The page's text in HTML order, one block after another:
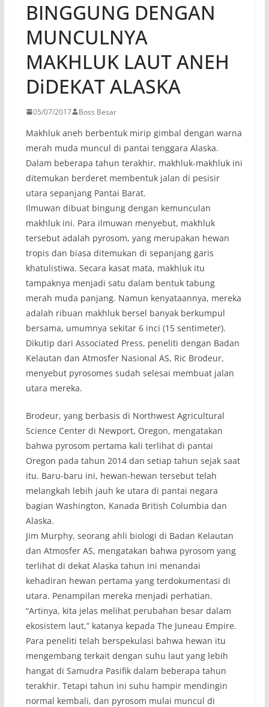
BINGGUNG DENGAN
MUNCULNYA
MAKHLUK LAUT ANEH
DiDEKAT ALASKA
05/07/2017 Boss Besar
Makhluk aneh berbentuk mirip gimbal dengan warna
merah muda muncul di pantai tenggara Alaska.
Dalam beberapa tahun terakhir, makhluk-makhluk ini
ditemukan berderet membentuk jalan di pesisir
utara sepanjang Pantai Barat.
Ilmuwan dibuat bingung dengan kemunculan
makhluk ini. Para ilmuwan menyebut, makhluk
tersebut adalah pyrosom, yang merupakan hewan
tropis dan biasa ditemukan di sepanjang garis
khatulistiwa. Secara kasat mata, makhluk itu
tampaknya menjadi satu dalam bentuk tabung
merah muda panjang. Namun kenyataannya, mereka
adalah ribuan makhluk bersel banyak berkumpul
bersama, umumnya sekitar 6 inci (15 sentimeter).
Dikutip dari Associated Press, peneliti dengan Badan
Kelautan dan Atmosfer Nasional AS, Ric Brodeur,
menyebut pyrosomes sudah selesai membuat jalan
utara mereka.
Brodeur, yang berbasis di Northwest Agricultural
Science Center di Newport, Oregon, mengatakan
bahwa pyrosom pertama kali terlihat di pantai
Oregon pada tahun 2014 dan setiap tahun sejak saat
itu. Baru-baru ini, hewan-hewan tersebut telah
melangkah lebih jauh ke utara di pantai negara
bagian Washington, Kanada British Columbia dan
Alaska.
Jim Murphy, seorang ahli biologi di Badan Kelautan
dan Atmosfer AS, mengatakan bahwa pyrosom yang
terlihat di dekat Alaska tahun ini menandai
kehadiran hewan pertama yang terdokumentasi di
utara. Penampilan mereka menjadi perhatian.
“Artinya, kita jelas melihat perubahan besar dalam
ekosistem laut,” katanya kepada The Juneau Empire.
Para peneliti telah berspekulasi bahwa hewan itu
mengembang terkait dengan suhu laut yang lebih
hangat di Samudra Pasifik dalam beberapa tahun
terakhir. Tetapi tahun ini suhu hampir mendingin
normal kembali, dan pyrosom mulai muncul di